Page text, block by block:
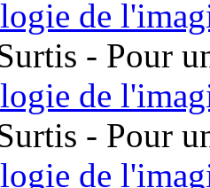
de
- Pour
de
- Pour
de